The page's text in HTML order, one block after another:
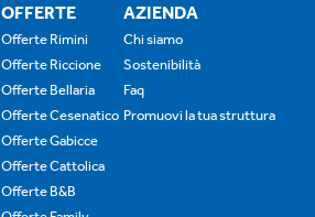
OFFERTE
Offerte Rimini
Offerte Riccione
Offerte Bellaria
Offerte Cesenatico
Offerte Gabicce
Offerte Cattolica
Offerte B&B
AZIENDA
Chi siamo
Sostenibilità
Faq
Promuovi la tua struttura